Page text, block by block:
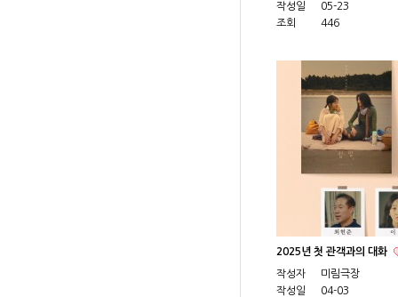
작성일
05-23
조회
446
2025년 첫 관객과의 대화
작성자
미림극장
작성일
04-03